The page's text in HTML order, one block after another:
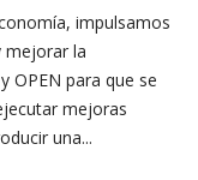
impulsamos
mejorar la
OPEN para que se
mejoras
una...